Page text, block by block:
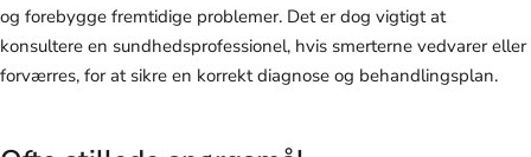
og forebygge fremtidige problemer. Det er dog vigtigt at
konsultere en sundhedsprofessionel, hvis smerterne vedvarer eller
forværres, for at sikre en korrekt diagnose og behandlingsplan.